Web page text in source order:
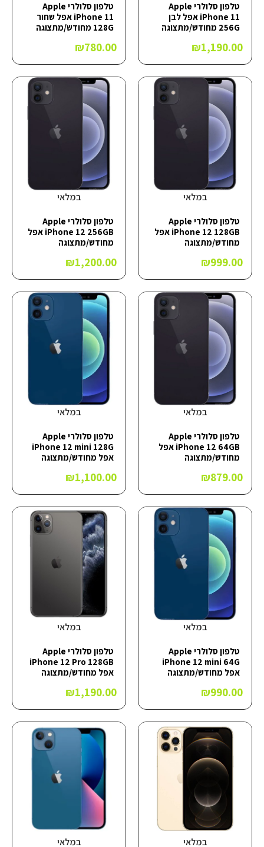
טלפון סלולרי Apple
iPhone 11 אפל לבן
256G מחודש/מתצוגה
₪1,190.00
טלפון סלולרי Apple
iPhone 11 אפל שחור
128G מחודש/מתצוגה
₪780.00
במלאי
טלפון סלולרי Apple
iPhone 12 128GB אפל
מחודש/מתצוגה
₪999.00
במלאי
טלפון סלולרי Apple
iPhone 12 256GB אפל
מחודש/מתצוגה
₪1,200.00
במלאי
טלפון סלולרי Apple
iPhone 12 64GB אפל
מחודש/מתצוגה
₪879.00
במלאי
טלפון סלולרי Apple
iPhone 12 mini 128G
אפל מחודש/מתצוגה
₪1,100.00
במלאי
טלפון סלולרי Apple
iPhone 12 mini 64G
אפל מחודש/מתצוגה
₪990.00
במלאי
טלפון סלולרי Apple
iPhone 12 Pro 128GB
אפל מחודש/מתצוגה
₪1,190.00
במלאי במלאי